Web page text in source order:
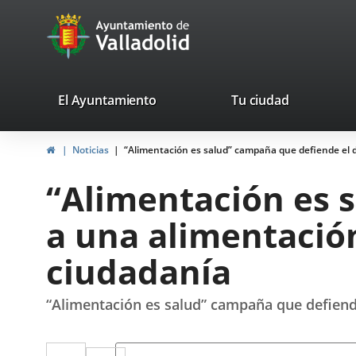
Portal
Web
Ayuntamiento
de
valladolid.es
El Ayuntamiento Tu ciudad
HomeNoticias “Alimentación es salud” campaña que defiende
“Alimentación es
a una
ciudadanía
“Alimentación es salud” campaña que